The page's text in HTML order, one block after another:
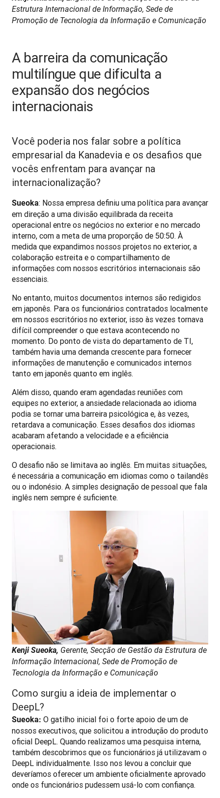
Estrutura Internacional de Informação, Sede de
Promoção de Tecnologia da Informação e Comunicação
A barreira da comunicação
multilíngue que dificulta a
expansão dos negócios
internacionais
Você poderia nos falar sobre a política
empresarial da Kanadevia e os desafios que
vocês enfrentam para avançar na
internacionalização?
Sueoka: Nossa empresa definiu uma política para avançar
em direção a uma divisão equilibrada da receita
operacional entre os negócios no exterior e no mercado
interno, com a meta de uma proporção de 50:50. À
medida que expandimos nossos projetos no exterior, a
colaboração estreita e o compartilhamento de
informações com nossos escritórios internacionais são
essenciais.
No entanto, muitos documentos internos são redigidos
em japonês. Para os funcionários contratados localmente
em nossos escritórios no exterior, isso às vezes tornava
difícil compreender o que estava acontecendo no
momento. Do ponto de vista do departamento de TI,
também havia uma demanda crescente para fornecer
informações de manutenção e comunicados internos
tanto em japonês quanto em inglês.
Além disso, quando eram agendadas reuniões com
equipes no exterior, a ansiedade relacionada ao idioma
podia se tornar uma barreira psicológica e, às vezes,
retardava a comunicação. Esses desafios dos idiomas
acabaram afetando a velocidade e a eficiência
operacionais.
O desafio não se limitava ao inglês. Em muitas situações,
é necessária a comunicação em idiomas como o tailandês
ou o indonésio. A simples designação de pessoal que fala
inglês nem sempre é suficiente.
Kenji Sueoka, Gerente, Secção de Gestão da Estrutura de
Informação Internacional, Sede de Promoção de
Tecnologia da Informação e Comunicação
Como surgiu a ideia de implementar o
DeepL?
Sueoka: O gatilho inicial foi o forte apoio de um de
nossos executivos, que solicitou a introdução do produto
oficial DeepL. Quando realizamos uma pesquisa interna,
também descobrimos que os funcionários já utilizavam o
DeepL individualmente. Isso nos levou a concluir que
deveríamos oferecer um ambiente oficialmente aprovado
onde os funcionários pudessem usá-lo com confiança.